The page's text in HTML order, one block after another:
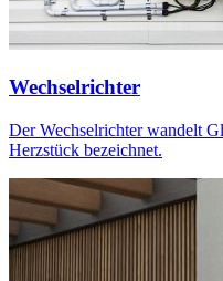
Wechselrichter
Der Wechselrichter wandelt
Herzstück bezeichnet.